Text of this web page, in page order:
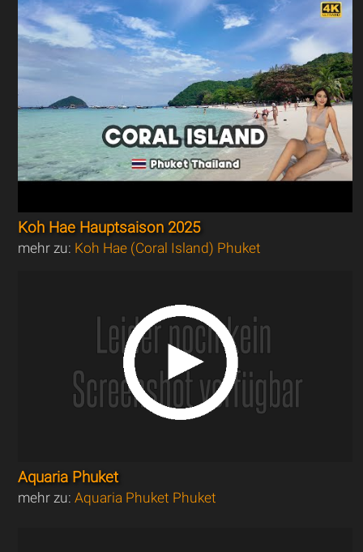
Koh Hae Hauptsaison 2025
mehr zu: Koh Hae (Coral Island) Phuket
Aquaria Phuket
mehr zu:Aquaria Phuket Phuket